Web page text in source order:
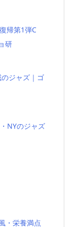
帰第1弾C
研
ジャズ｜ゴ
NYのジャズ
・栄養満点